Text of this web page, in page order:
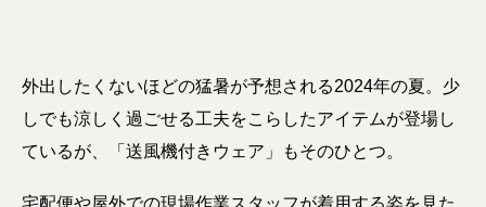
外出したくないほどの猛暑が予想される2024年の夏。少
しでも涼しく過ごせる工夫をこらしたアイテムが登場し
ているが、「送風機付きウェア」もそのひとつ。
宅配便や屋外での現場作業スタッフが着用する姿を見た